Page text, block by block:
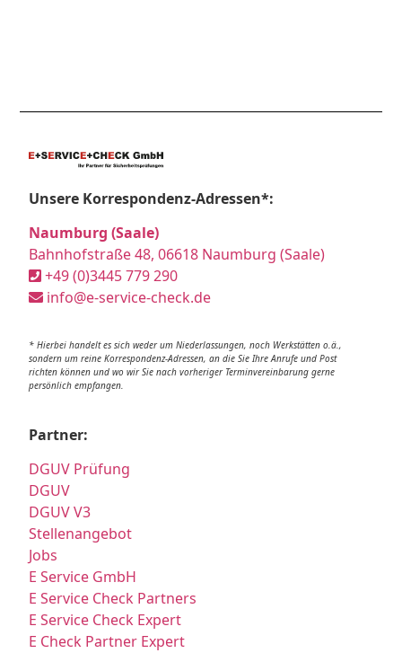
Unsere Korrespondenz-Adressen*:
Naumburg (Saale)
Bahnhofstraße 48, 06618 Naumburg (Saale)
+49 (0)3445 779 290
info@e-service-check.de
* Hierbei handelt es sich weder um Niederlassungen, noch Werkstätten o.ä.,
sondern um reine Korrespondenz-Adressen, an die Sie Ihre Anrufe und Post
richten können und wo wir Sie nach vorheriger Terminvereinbarung gerne
persönlich empfangen.
Partner:
DGUV Prüfung
DGUV
DGUV V3
Stellenangebot
Jobs
E Service GmbH
E Service Check Partners
E Service Check Expert
E Check Partner Expert